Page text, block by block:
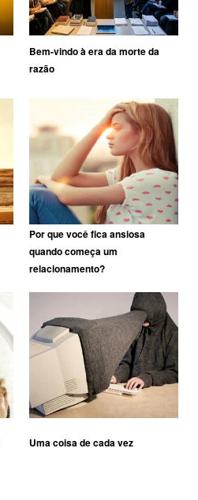
Bem-vindo à era da morte da
razão
Por que você fica ansiosa
quando começa um
relacionamento?
Uma coisa de cada vez